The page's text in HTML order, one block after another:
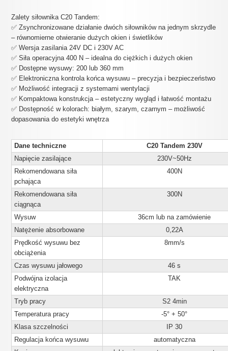
Zalety siłownika C20 Tandem:
✅ Zsynchronizowane działanie dwóch siłowników na jednym skrzydle
– równomierne otwieranie dużych okien i świetlików
✅ Wersja zasilania 24V DC i 230V AC
✅ Siła operacyjna 400 N – idealna do ciężkich i dużych okien
✅ Dostępne wysuwy: 200 lub 360 mm
✅ Elektroniczna kontrola końca wysuwu – precyzja i bezpieczeństwo
✅ Możliwość integracji z systemami wentylacji
✅ Kompaktowa konstrukcja – estetyczny wygląd i łatwość montażu
✅ Dostępność w kolorach: białym, szarym, czarnym – możliwość
dopasowania do estetyki wnętrza
Dane techniczne
C20 Tandem 230V
Napięcie zasilające
230V~50Hz
Rekomendowana siła
pchająca
400N
Rekomendowana siła
ciągnąca
300N
Wysuw
36cm lub na zamówienie
Natężenie absorbowane
0,22A
Prędkość wysuwu bez
obciążenia
8mm/s
Czas wysuwu jałowego
46 s
Podwójna izolacja
elektryczna
TAK
Tryb pracy
S2 4min
Temperatura pracy
-5° + 50°
Klasa szczelności
IP 30
Regulacja końca wysuwu
automatyczna